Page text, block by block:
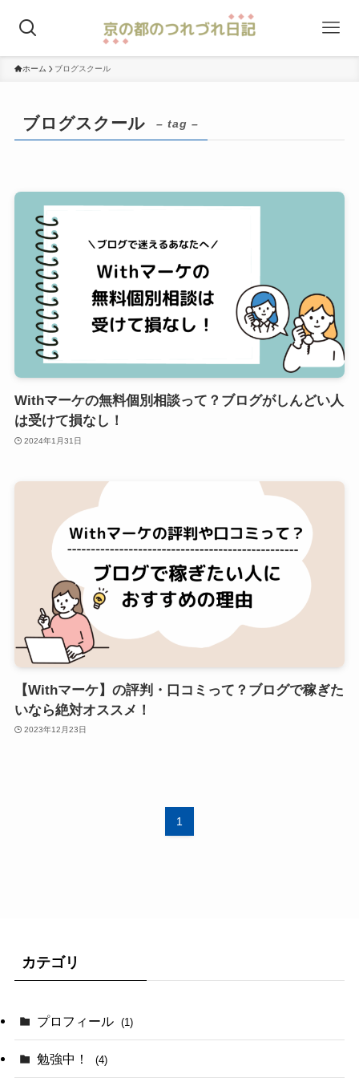
ホーム ブログスクール
ブログスクール – tag –
Withマーケの無料個別相談って？ブログがしんどい人
は受けて損なし！
2024年1月31日
【Withマーケ】の評判・口コミって？ブログで稼ぎた
いなら絶対オススメ！
2023年12月23日
1
カテゴリ
プロフィール (1)
勉強中！ (4)